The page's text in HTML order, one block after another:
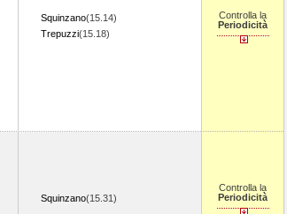
Squinzano(15.14)
Trepuzzi(15.18)
Controlla la
Periodicità
Squinzano(15.31)
Controlla la
Periodicità